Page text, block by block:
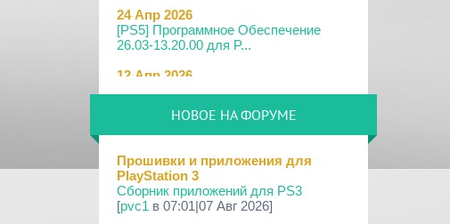
24 Апр 2026
[PS5] Программное Обеспечение
26.03-13.20.00 для P...
12 Апр 2026
09 Апр 2026
29 Мар 2026
[PS3] PS3HEN v3.5.0
НОВОЕ НА ФОРУМЕ
Прошивки и приложения для
PlayStation 3
Сборник приложений для PS3
[pvc1 в 07:01|07 Авг 2026]